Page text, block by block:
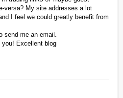
versa? My site addresses a lot
I feel we could greatly benefit from
send me an email.
you! Excellent blog